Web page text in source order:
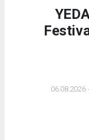
06.08.2026